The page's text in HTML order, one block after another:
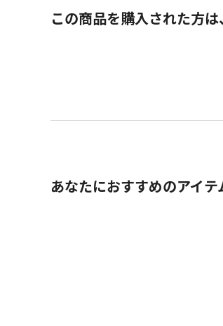
この商品を購入された方
あなたにおすすめのアイテ